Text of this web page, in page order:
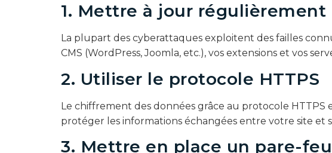
1. Mettre à jour régulièrement
La plupart des cyberattaques exploitent des failles
CMS (WordPress, Joomla, etc.), vos extensions et vos
2. Utiliser le protocole HTTPS
Le chiffrement des données grâce au protocole HTTPS
protéger les informations échangées entre votre site et
3. Mettre en place un pare-